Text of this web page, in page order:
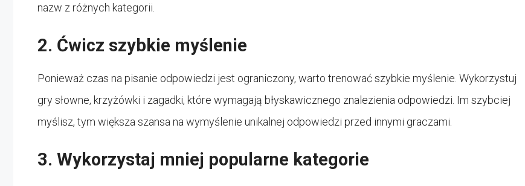
nazw z różnych kategorii.
2. Ćwicz szybkie myślenie
Ponieważ czas na pisanie odpowiedzi jest ograniczony, warto trenować szybkie myślenie. Wykorzystuj
gry słowne, krzyżówki i zagadki, które wymagają błyskawicznego znalezienia odpowiedzi. Im szybciej
myślisz, tym większa szansa na wymyślenie unikalnej odpowiedzi przed innymi graczami.
3. Wykorzystaj mniej popularne kategorie